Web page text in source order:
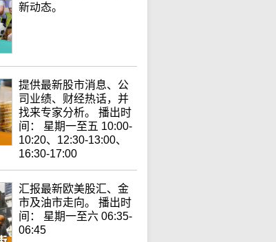
新动态。
提供最新股市消息、公
司业绩、财经热话，并
找来专家分析。 播出时
间： 星期一至五 10:00-
10:20、12:30-13:00、
16:30-17:00
汇报最新欧美股汇、金
市及油市走向。 播出时
间： 星期一至六 06:35-
06:45